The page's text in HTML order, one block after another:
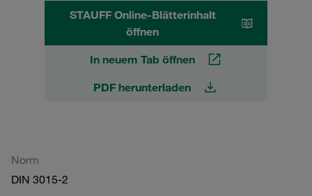
STAUFF Online-Blätterinhalt
öffnen
In neuem Tab öffnen
PDF herunterladen
Norm
DIN 3015-2